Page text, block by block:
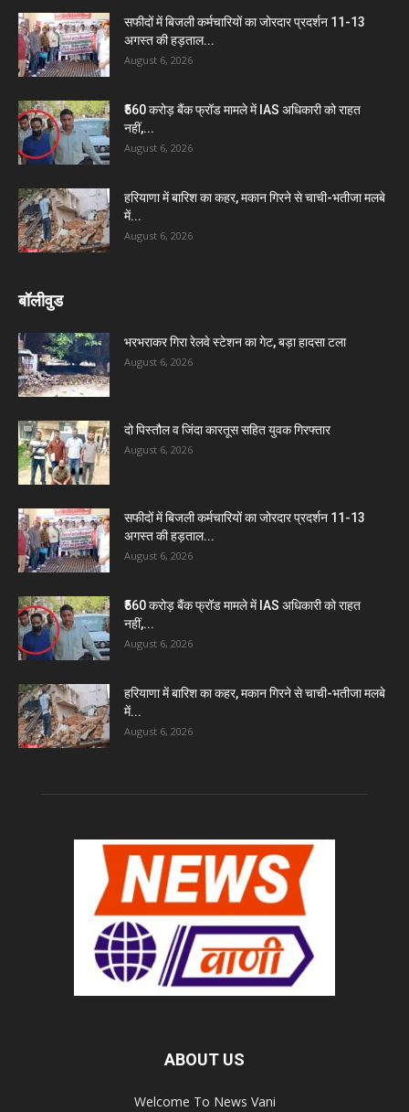
सफीदों में बिजली कर्मचारियों का जोरदार प्रदर्शन 11-13
अगस्त की हड़ताल...
August 6, 2026
₹560 करोड़ बैंक फ्रॉड मामले में IAS अधिकारी को राहत
नहीं,...
August 6, 2026
हरियाणा में बारिश का कहर, मकान गिरने से चाची-भतीजा मलबे
में...
August 6, 2026
बॉलीवुड
भरभराकर गिरा रेलवे स्टेशन का गेट, बड़ा हादसा टला
August 6, 2026
दो पिस्तौल व जिंदा कारतूस सहित युवक गिरफ्तार
August 6, 2026
सफीदों में बिजली कर्मचारियों का जोरदार प्रदर्शन 11-13
अगस्त की हड़ताल...
August 6, 2026
₹560 करोड़ बैंक फ्रॉड मामले में IAS अधिकारी को राहत
नहीं,...
August 6, 2026
हरियाणा में बारिश का कहर, मकान गिरने से चाची-भतीजा मलबे
में...
August 6, 2026
ABOUT US
Welcome To News Vani